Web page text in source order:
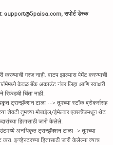
support@5paisa.com, सपोर्ट डेस्क
करण्याची गरज नाही. वाटप झाल्यास पेमेंट करण्याची
केवळ बँक अकाउंट नंबर लिहा आणि स्वाक्षरी
चिंता नाही.
ट्रान्झॅक्शन टाळा --> तुमच्या स्टॉक ब्रोकर्ससह
शेवटी तुमच्या मोबाईल/ईमेलवर एक्सचेंजमधून थेट
हितासाठी जारी केलेले.
अनधिकृत ट्रान्झॅक्शन टाळा -> तुमच्या
इन्व्हेस्टरच्या हितासाठी जारी केलेल्या त्याच